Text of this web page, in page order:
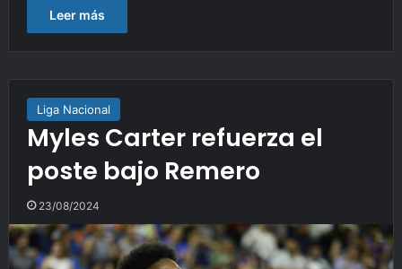
Leer más
Liga Nacional
Myles Carter refuerza el
poste bajo Remero
23/08/2024